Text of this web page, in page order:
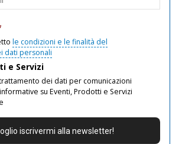
le condizioni e le finalità del
dati personali
e Servizi
dei dati per comunicazioni
su Eventi, Prodotti e Servizi